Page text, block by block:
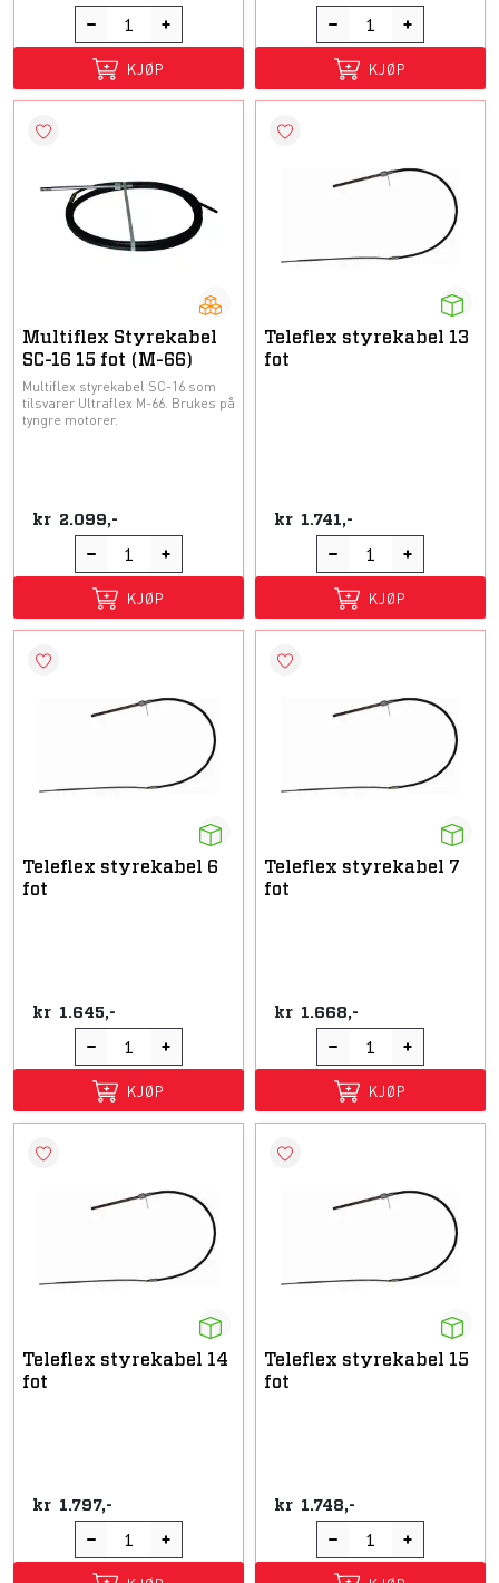
KJØP KJØP
Multiflex Styrekabel
SC-16 15 fot (M-66)
Multiflex styrekabel SC-16 som
tilsvarer Ultraflex M-66. Brukes på
tyngre motorer.
kr 2.099,-
KJØP
Teleflex styrekabel 13
fot
kr 1.741,-
KJØP
Teleflex styrekabel 6
fot
kr 1.645,-
KJØP
Teleflex styrekabel 7
fot
kr 1.668,-
KJØP
Teleflex styrekabel 14
fot
kr 1.797,-
Teleflex styrekabel 15
fot
kr 1.748,-